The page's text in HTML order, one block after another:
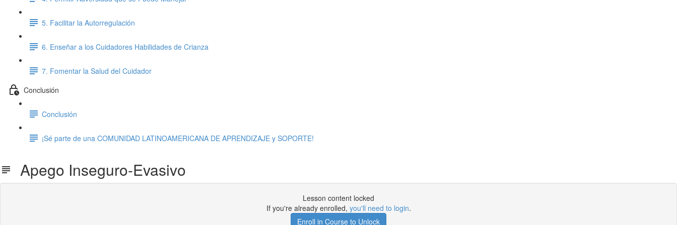
5. Facilitar la Autorregulación
6. Enseñar a los Cuidadores Habilidades de Crianza
7. Fomentar la Salud del Cuidador
Conclusión
Conclusión
¡Sé parte de una COMUNIDAD LATINOAMERICANA DE APRENDIZAJE y SOPORTE!
Apego Inseguro-Evasivo
Lesson content locked
If you're already enrolled, you'll need to login.
Enroll in Course to Unlock